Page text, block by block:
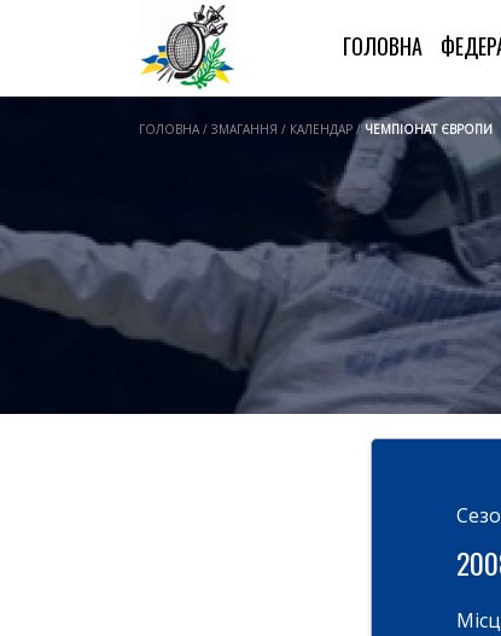
ГОЛОВНА
ГОЛОВНА / ЗМАГАННЯ / КАЛЕНДАР / ЧЕМПІОНАТ ЄВРОПИ